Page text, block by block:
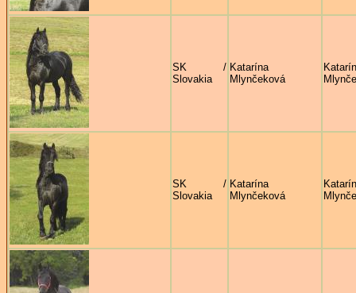
SK /
Slovakia
Katarína
Mlynčeková
SK /
Slovakia
Katarína
Mlynčeková